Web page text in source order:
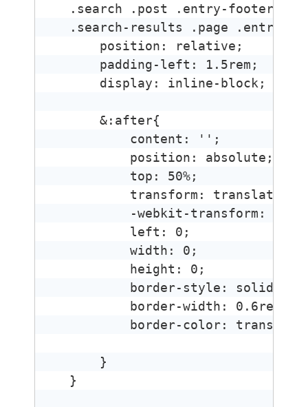
.search .post .entry-footer
.search-results .page .entry-
position: relative;
padding-left: 1.5rem;
display: inline-block;
&:after{
content: '';
position: absolute;
top: 50%;
transform: translate(0, -
-webkit-transform:
left: 0;
width: 0;
height: 0;
border-style: solid;
border-width: 0.6rem
border-color: transparent
}
}